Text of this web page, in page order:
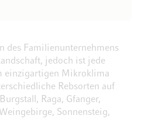
des Familienunternehmens
jedoch ist jede
einzigartigen Mikroklima
Rebsorten auf
Raga, Gfanger,
Sonnensteig,